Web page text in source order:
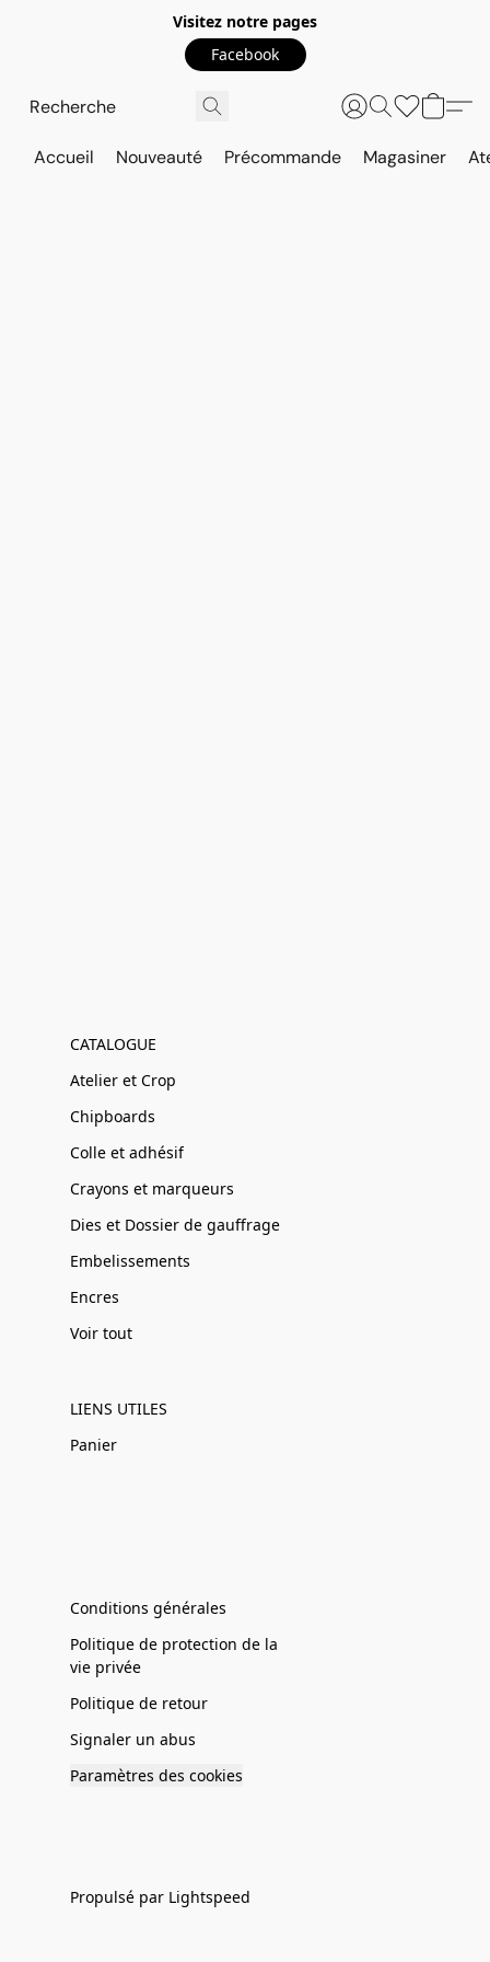
Visitez notre pages
Facebook
Accueil Nouveauté Précommande Magasiner
CATALOGUE
Atelier et Crop
Chipboards
Colle et adhésif
Crayons et marqueurs
Dies et Dossier de gauffrage
Embelissements
Encres
Voir tout
LIENS UTILES
Panier
Conditions générales
Politique de protection de la
vie privée
Politique de retour
Signaler un abus
Paramètres des cookies
Propulsé par Lightspeed